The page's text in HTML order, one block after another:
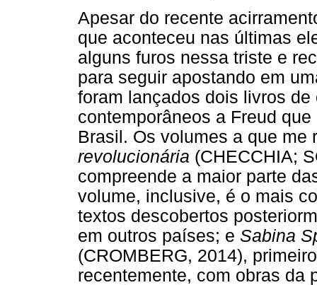
Apesar do recente
que aconteceu nas últimas
alguns furos nessa triste e
para seguir apostando em
foram lançados dois livros
contemporâneos a Freud
Brasil. Os volumes a que me
revolucionária (CHECCHIA;
compreende a maior parte
volume, inclusive, é o mais
textos descobertos
em outros países; e Sabina
(CROMBERG, 2014),
recentemente, com obras da